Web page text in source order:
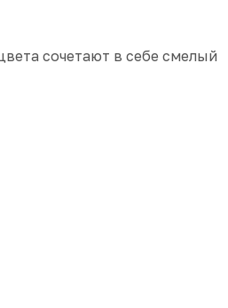
сочетают в себе смелый